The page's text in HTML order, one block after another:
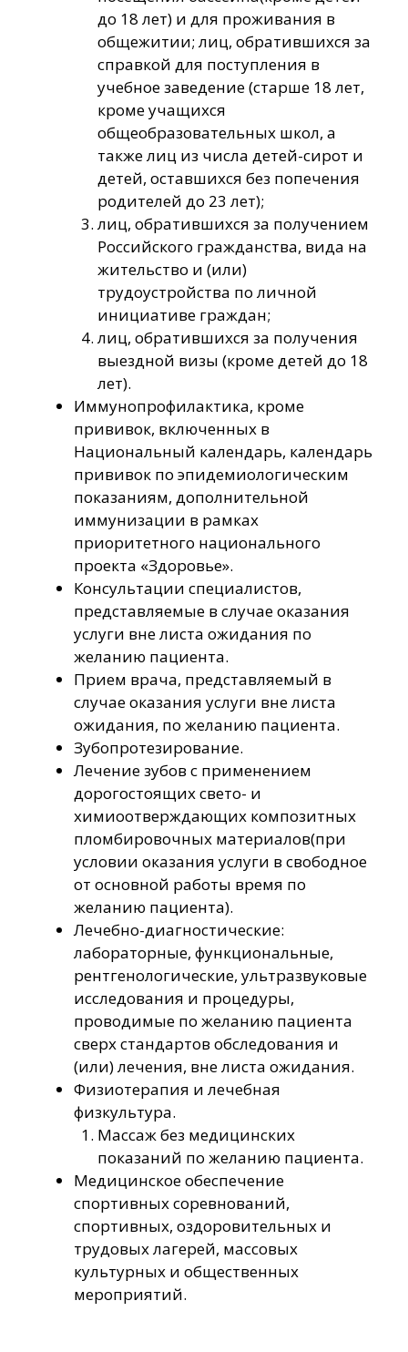
до 18 лет) и для проживания в
общежитии; лиц, обратившихся за
справкой для поступления в
учебное заведение (старше 18 лет,
кроме учащихся
общеобразовательных школ, а
также лиц из числа детей-сирот и
детей, оставшихся без попечения
родителей до 23 лет);
лиц, обратившихся за получением
Российского гражданства, вида на
жительство и (или)
трудоустройства по личной
инициативе граждан;
лиц, обратившихся за получения
выездной визы (кроме детей до 18
лет).
Иммунопрофилактика, кроме
прививок, включенных в
Национальный календарь, календарь
прививок по эпидемиологическим
показаниям, дополнительной
иммунизации в рамках
приоритетного национального
проекта «Здоровье».
Консультации специалистов,
представляемые в случае оказания
услуги вне листа ожидания по
желанию пациента.
Прием врача, представляемый в
случае оказания услуги вне листа
ожидания, по желанию пациента.
Зубопротезирование.
Лечение зубов с применением
дорогостоящих свето- и
химиоотверждающих композитных
пломбировочных материалов(при
условии оказания услуги в свободное
от основной работы время по
желанию пациента).
Лечебно-диагностические:
лабораторные, функциональные,
рентгенологические, ультразвуковые
исследования и процедуры,
проводимые по желанию пациента
сверх стандартов обследования и
(или) лечения, вне листа ожидания.
Физиотерапия и лечебная
физкультура.
Массаж без медицинских
показаний по желанию пациента.
Медицинское обеспечение
спортивных соревнований,
спортивных, оздоровительных и
трудовых лагерей, массовых
культурных и общественных
мероприятий.